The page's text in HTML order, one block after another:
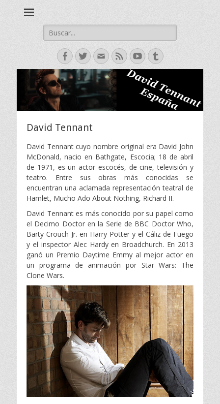
Spanish Fan Club
Buscar:
Facebook
TwitterCorreo
electrónico
Feed YouTubeTumblr
David Tennant
David Tennant cuyo nombre original era David John
McDonald, nacio en Bathgate, Escocia; 18 de abril
de 1971, es un actor escocés, de cine, televisión y
teatro. Entre sus obras más conocidas se
encuentran una aclamada representación teatral de
Hamlet, Mucho Ado About Nothing, Richard II.
David Tennant es más conocido por su papel como
el Decimo Doctor en la Serie de BBC Doctor Who,
Barty Crouch Jr. en Harry Potter y el Cáliz de Fuego
y el inspector Alec Hardy en Broadchurch. En 2013
ganó un Premio Daytime Emmy al mejor actor en
un programa de animación por Star Wars: The
Clone Wars.